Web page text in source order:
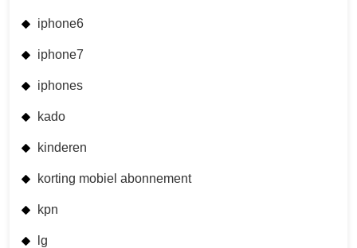
iphone6
iphone7
iphones
kado
kinderen
korting mobiel abonnement
kpn
lg